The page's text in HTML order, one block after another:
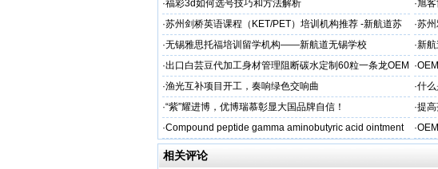
糟心
·福彩3d如何选号技巧和方法解析 ·旭
标杆
·苏州剑桥英语课程（KET/PET）培训机构推荐 -新航道苏
州学校
·苏
率领
·无锡雅思托福培训留学机构——新航道无锡学校 ·新
·出口白芸豆代加工身材管理阻断碳水定制60粒一条龙OEM
贴牌
·
aps
·渔光互补项目开工，奏响绿色交响曲 ·什
·“紫”耀进博，优博瑞慕彰显大国品牌自信！ ·提
·Compound peptide gamma aminobutyric acid ointment ·
相关评论